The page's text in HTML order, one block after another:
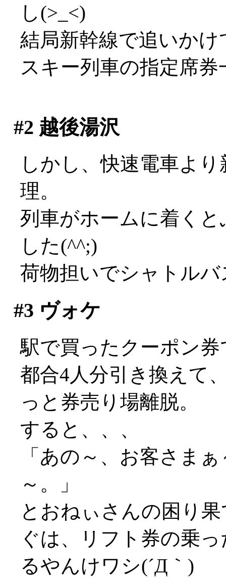
し(>_<)
結局新幹線で追いかけ
スキー列車の指定席
#2 越後湯沢
しかし、快速電車よ
理。
列車がホームに着く
した(^^;)
荷物担いでシャトル
#3 ヴォケ
駅で買ったクーポン
都合4人分引き換えて
っと券売り場離脱。
すると、、、
「あの～、お客さま
～。」
とおねぃさんの困り
ぐは、リフト券の乗
るやんけワシ(´Д｀)